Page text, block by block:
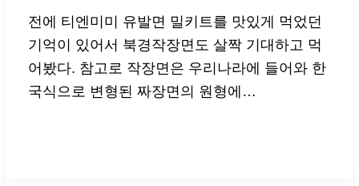
전에 티엔미미 유발면 밀키트를 맛있게 먹었던
기억이 있어서 북경작장면도 살짝 기대하고 먹
어봤다. 참고로 작장면은 우리나라에 들어와 한
국식으로 변형된 짜장면의 원형에…